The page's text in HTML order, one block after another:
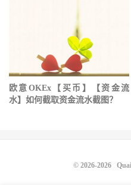
欧意OKEx【买币】【资金流
水】如何截取资金流水截图？
© 2026-2026